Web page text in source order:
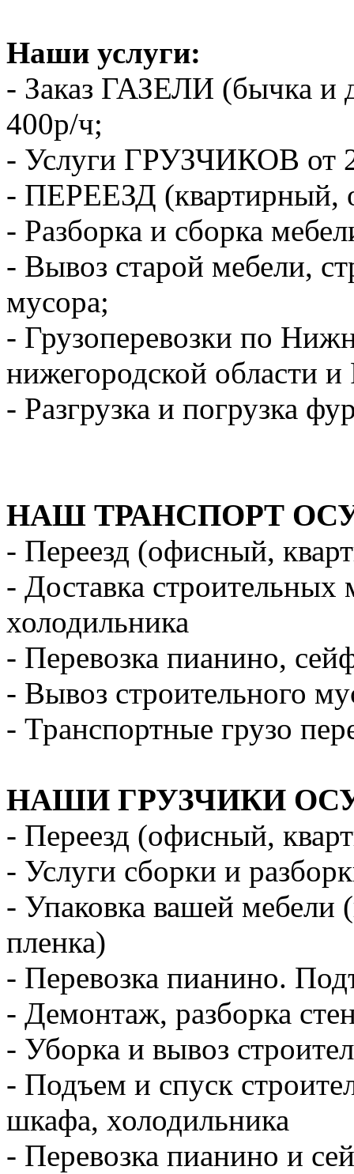
Наши услуги:
- Заказ ГАЗЕЛИ (бычка и
400р/ч;
- Услуги ГРУЗЧИКОВ от
- ПЕРЕЕЗД (квартирный,
- Разборка и сборка
- Вывоз старой мебели,
мусора;
- Грузоперевозки по
нижегородской области и
- Разгрузка и погрузка
НАШ ТРАНСПОРТ
- Переезд (офисный,
- Доставка
холодильника
- Перевозка пианино,
- Вывоз строительного
- Транспортные грузо
НАШИ ГРУЗЧИКИ
- Переезд (офисный,
- Услуги сборки и
- Упаковка вашей мебели
пленка)
- Перевозка пианино.
- Демонтаж, разборка
- Уборка и вывоз
- Подъем и спуск
шкафа, холодильника
- Перевозка пианино и